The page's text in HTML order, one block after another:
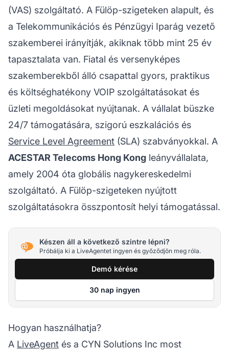
(VAS) szolgáltató. A Fülöp-szigeteken alapult, és
a Telekommunikációs és Pénzügyi Iparág vezető
szakemberei irányítják, akiknak több mint 25 év
tapasztalata van. Fiatal és versenyképes
szakemberekből álló csapattal gyors, praktikus
és költséghatékony VOIP szolgáltatásokat és
üzleti megoldásokat nyújtanak. A vállalat büszke
24/7 támogatására, szigorú eszkalációs és
Service Level Agreement (SLA) szabványokkal. A
ACESTAR Telecoms Hong Kong leányvállalata,
amely 2004 óta globális nagykereskedelmi
szolgáltató. A Fülöp-szigeteken nyújtott
szolgáltatásokra összpontosít helyi támogatással.
Készen áll a következő szintre lépni?
Próbálja ki a LiveAgentet ingyen és győződjön meg róla.
Demó kérése
30 nap ingyen
Hogyan használhatja?
A LiveAgent és a CYN Solutions Inc most